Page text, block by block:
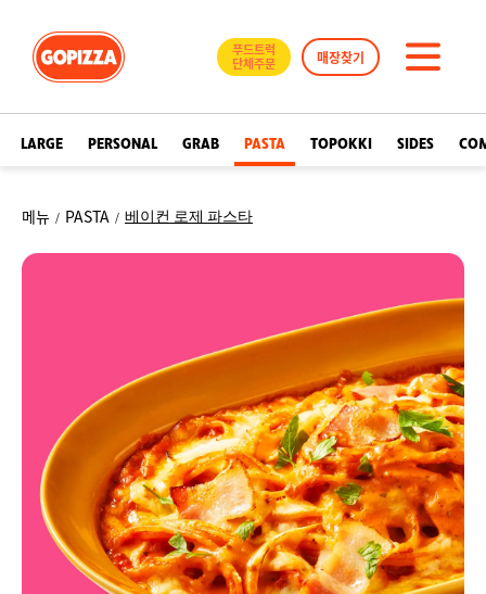
GOPIZZA
푸드트럭
단체주문
매장찾기
메
LARGE PERSONAL GRAB PASTA TOPOKKI SIDES
메뉴 / PASTA / 베이컨 로제 파스타